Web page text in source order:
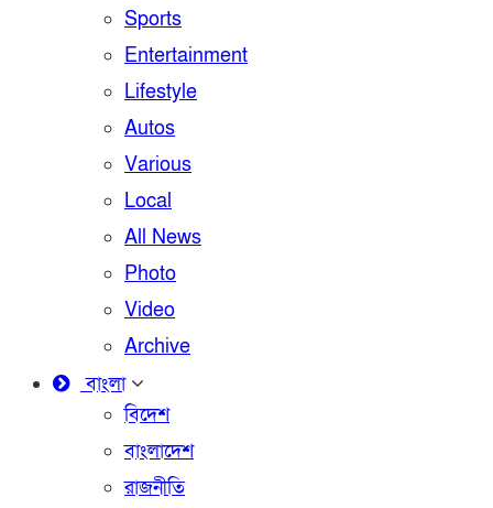
Sports
Entertainment
Lifestyle
Autos
Various
Local
All News
Photo
Video
Archive
বাংলা
বিদেশ
বাংলাদেশ
রাজনীতি